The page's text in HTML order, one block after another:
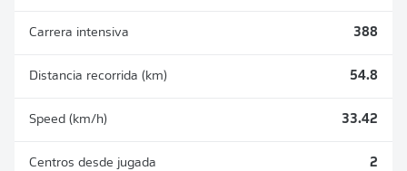
Carrera intensiva 388
Distancia recorrida (km) 54.8
Speed (km/h) 33.42
Centros desde jugada 2